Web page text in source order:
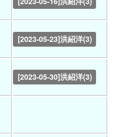
[2023-05-23]洪紹洋(3)
[2023-05-30]洪紹洋(3)